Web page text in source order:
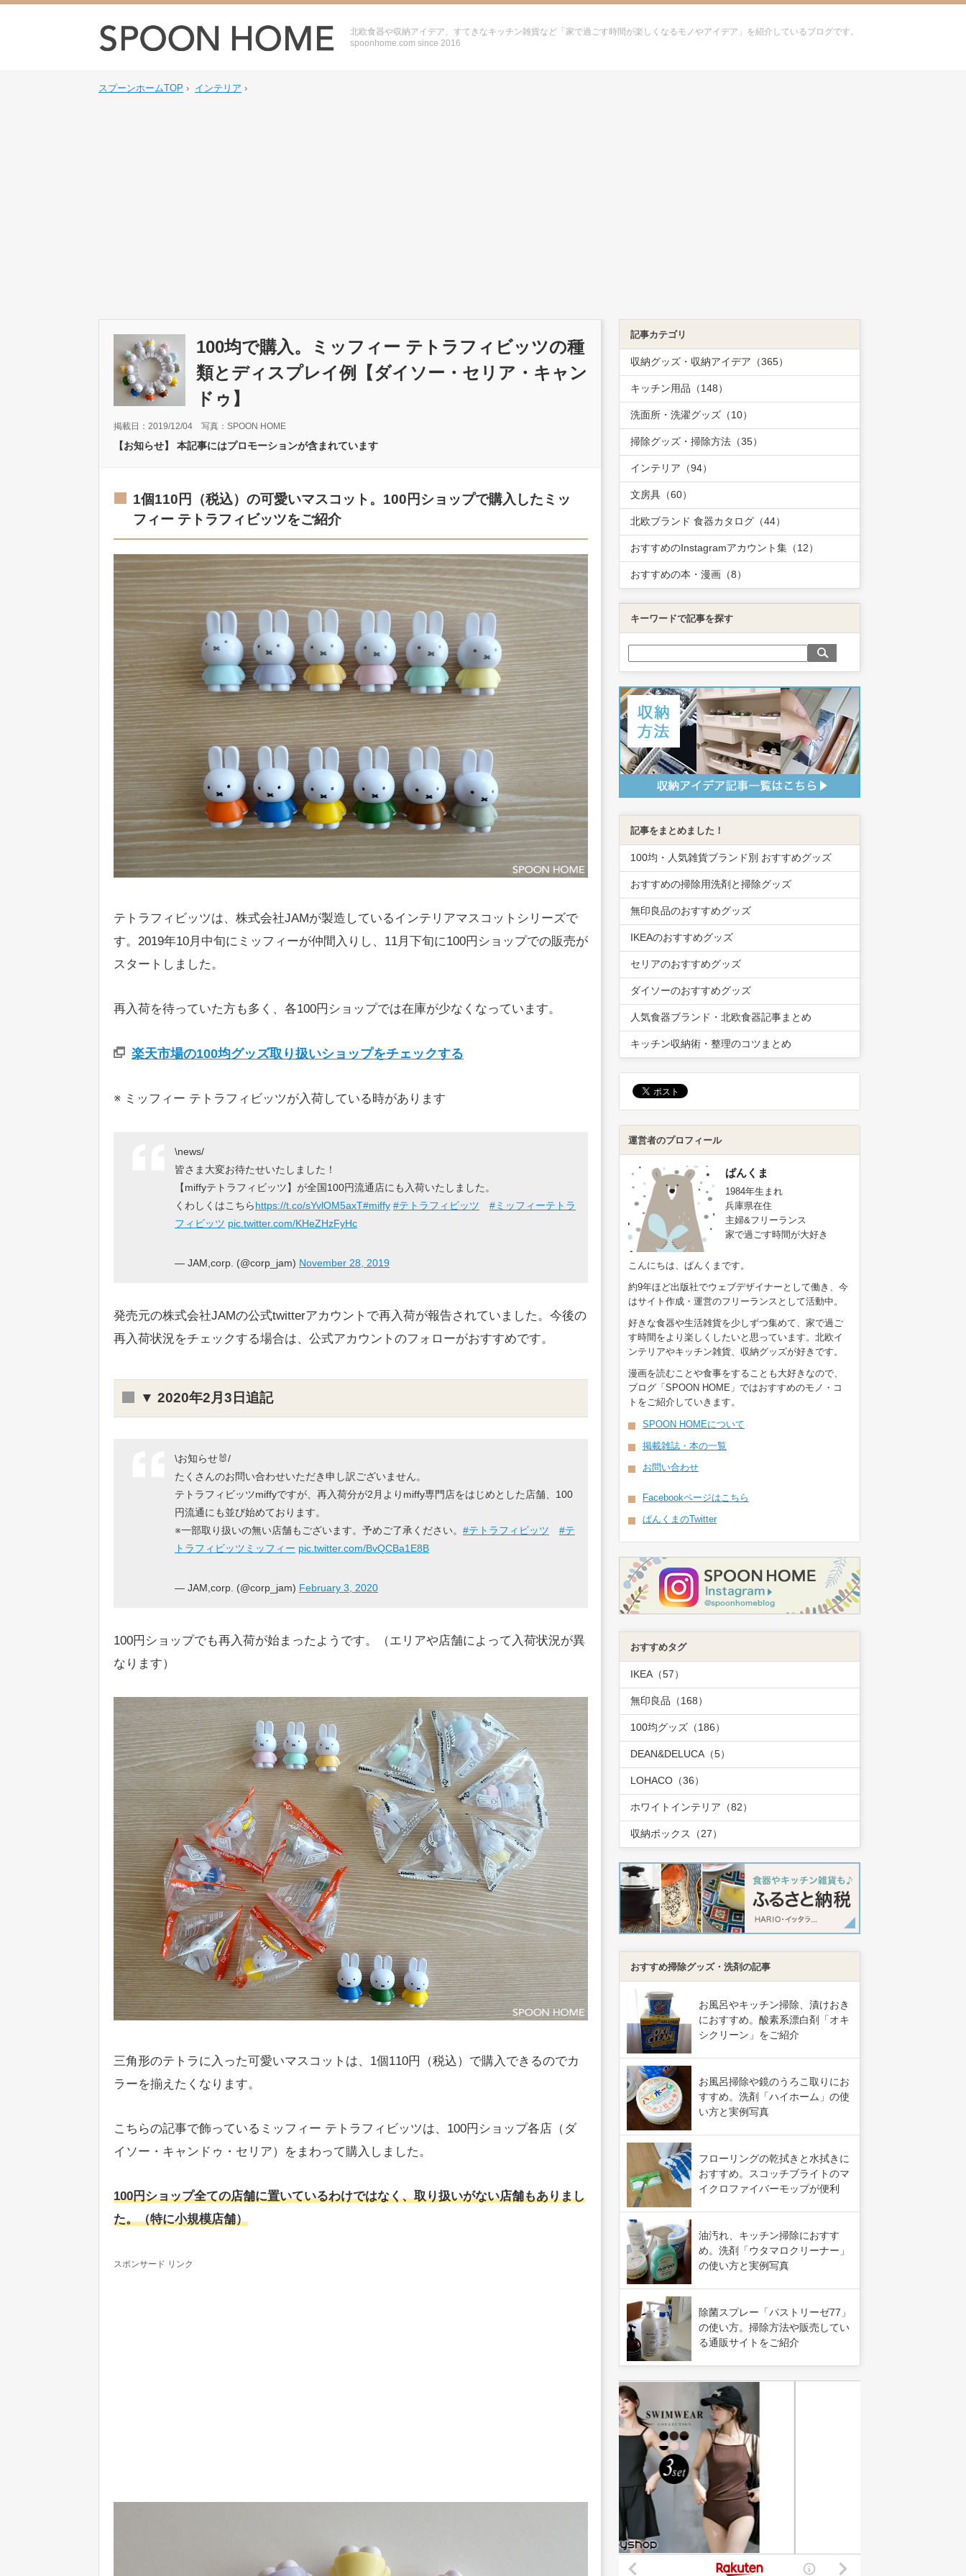
北欧食器や収納アイデア、すてきなキッチン雑貨など「家で過ごす時間が楽しくなるモノやアイデア」を紹介しているブログです。
spoonhome.com since 2016
スプーンホームTOP › インテリア ›
100均で購入。ミッフィー テトラフィビッツの種
類とディスプレイ例【ダイソー・セリア・キャン
ドゥ】
掲載日：2019/12/04 写真：SPOON HOME
【お知らせ】 本記事にはプロモーションが含まれています
1個110円（税込）の可愛いマスコット。100円ショップで購入したミッ
フィー テトラフィビッツをご紹介
テトラフィビッツは、株式会社JAMが製造しているインテリアマスコットシリーズで
す。2019年10月中旬にミッフィーが仲間入りし、11月下旬に100円ショップでの販売が
スタートしました。
再入荷を待っていた方も多く、各100円ショップでは在庫が少なくなっています。
楽天市場の100均グッズ取り扱いショップをチェックする
※ ミッフィー テトラフィビッツが入荷している時があります
\news/
皆さま大変お待たせいたしました！
【miffyテトラフィビッツ】が全国100円流通店にも入荷いたしました。
くわしくはこちらhttps://t.co/sYvlOM5axT#miffy #テトラフィビッツ
#ミッフィーテトラ
フィビッツ pic.twitter.com/KHeZHzFyHc
— JAM,corp. (@corp_jam) November 28, 2019
発売元の株式会社JAMの公式twitterアカウントで再入荷が報告されていました。今後の
再入荷状況をチェックする場合は、公式アカウントのフォローがおすすめです。
▼ 2020年2月3日追記
\お知らせ🐰/
たくさんのお問い合わせいただき申し訳ございません。
テトラフィビッツmiffyですが、再入荷分が2月よりmiffy専門店をはじめとした店舗、100
円流通にも並び始めております。
※一部取り扱いの無い店舗もございます。予めご了承ください。 #テトラフィビッツ
#テ
トラフィビッツミッフィー pic.twitter.com/BvQCBa1E8B
— JAM,corp. (@corp_jam) February 3, 2020
100円ショップでも再入荷が始まったようです。（エリアや店舗によって入荷状況が異
なります）
三角形のテトラに入った可愛いマスコットは、1個110円（税込）で購入できるのでカ
ラーを揃えたくなります。
こちらの記事で飾っているミッフィー テトラフィビッツは、100円ショップ各店（ダ
イソー・キャンドゥ・セリア）をまわって購入しました。
100円ショップ全ての店舗に置いているわけではなく、取り扱いがない店舗もありまし
た。（特に小規模店舗）
スポンサード リンク
記事カテゴリ
収納グッズ・収納アイデア（365）
キッチン用品（148）
洗面所・洗濯グッズ（10）
掃除グッズ・掃除方法（35）
インテリア（94）
文房具（60）
北欧ブランド 食器カタログ（44）
おすすめのInstagramアカウント集（12）
おすすめの本・漫画（8）
キーワードで記事を探す
記事をまとめました！
100均・人気雑貨ブランド別 おすすめグッズ
おすすめの掃除用洗剤と掃除グッズ
無印良品のおすすめグッズ
IKEAのおすすめグッズ
セリアのおすすめグッズ
ダイソーのおすすめグッズ
人気食器ブランド・北欧食器記事まとめ
キッチン収納術・整理のコツまとめ
運営者のプロフィール
ぱんくま
1984年生まれ
兵庫県在住
主婦&フリーランス
家で過ごす時間が大好き
こんにちは、ぱんくまです。
約9年ほど出版社でウェブデザイナーとして働き、今
はサイト作成・運営のフリーランスとして活動中。
好きな食器や生活雑貨を少しずつ集めて、家で過ご
す時間をより楽しくしたいと思っています。北欧イ
ンテリアやキッチン雑貨、収納グッズが好きです。
漫画を読むことや食事をすることも大好きなので、
ブログ「SPOON HOME」ではおすすめのモノ・コ
トをご紹介していきます。
SPOON HOMEについて
掲載雑誌・本の一覧
お問い合わせ
Facebookページはこちら
ぱんくまのTwitter
おすすめタグ
IKEA（57）
無印良品（168）
100均グッズ（186）
DEAN&DELUCA（5）
LOHACO（36）
ホワイトインテリア（82）
収納ボックス（27）
おすすめ掃除グッズ・洗剤の記事
お風呂やキッチン掃除、漬けおき
におすすめ。酸素系漂白剤「オキ
シクリーン」をご紹介
お風呂掃除や鏡のうろこ取りにお
すすめ。洗剤「ハイホーム」の使
い方と実例写真
フローリングの乾拭きと水拭きに
おすすめ。スコッチブライトのマ
イクロファイバーモップが便利
油汚れ、キッチン掃除におすす
め。洗剤「ウタマロクリーナー」
の使い方と実例写真
除菌スプレー「パストリーゼ77」
の使い方。掃除方法や販売してい
る通販サイトをご紹介